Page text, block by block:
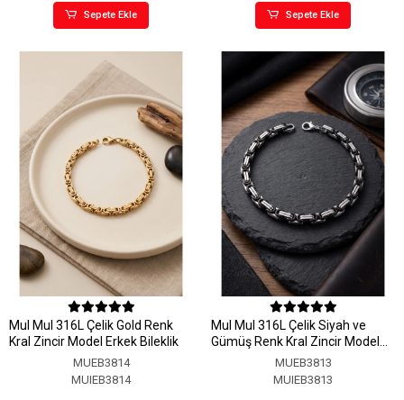
Sepete Ekle Sepete Ekle
MuI MuI 316L Çelik Gold Renk
Kral Zincir Model Erkek Bileklik
MUEB3814
MUIEB3814
MuI MuI 316L Çelik Siyah ve
Gümüş Renk Kral Zincir Model
Erkek BileklikMUEB3813
MUIEB3813